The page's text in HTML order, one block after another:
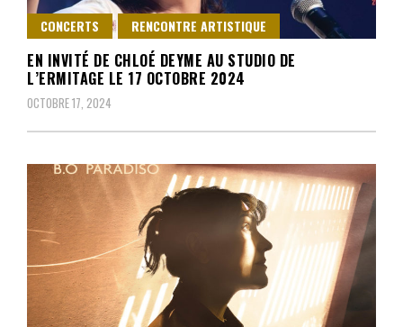
CONCERTS RENCONTRE ARTISTIQUE
EN INVITÉ DE CHLOÉ DEYME AU STUDIO DE
L’ERMITAGE LE 17 OCTOBRE 2024
OCTOBRE 17, 2024